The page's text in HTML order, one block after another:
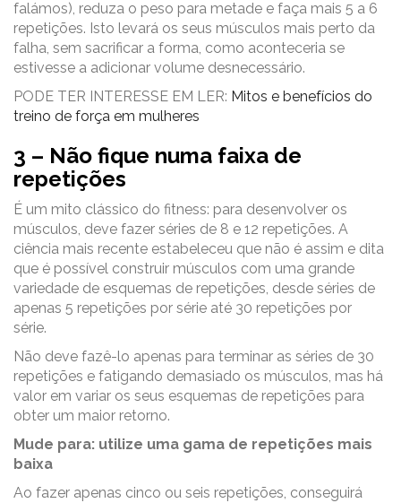
falámos), reduza o peso para metade e faça mais 5 a 6
repetições. Isto levará os seus músculos mais perto da
falha, sem sacrificar a forma, como aconteceria se
estivesse a adicionar volume desnecessário.
PODE TER INTERESSE EM LER: Mitos e benefícios do
treino de força em mulheres
3 – Não fique numa faixa de
repetições
É um mito clássico do fitness: para desenvolver os
músculos, deve fazer séries de 8 e 12 repetições. A
ciência mais recente estabeleceu que não é assim e dita
que é possível construir músculos com uma grande
variedade de esquemas de repetições, desde séries de
apenas 5 repetições por série até 30 repetições por
série.
Não deve fazê-lo apenas para terminar as séries de 30
repetições e fatigando demasiado os músculos, mas há
valor em variar os seus esquemas de repetições para
obter um maior retorno.
Mude para: utilize uma gama de repetições mais
baixa
Ao fazer apenas cinco ou seis repetições, conseguirá